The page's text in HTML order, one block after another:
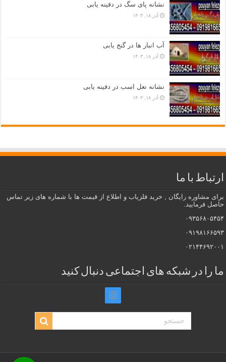
نشانه پای سگ در دفینه یابی
آذر ۱۸, ۱۴۰۳
آب انبار ها در گنج یابی
آذر ۱۸, ۱۴۰۳
نشانه نعل اسب در دفینه یابی
آذر ۱۸, ۱۴۰۳
ارتباط با ما
برای مشاوره رایگان , خرید فلزیاب و اطلاع از قیمت ها با شماره های زیر تماس
حاصل فرمایید.
۰۹۳۵۶۸۰۵۴۵۴
۰۹۱۹۸۱۶۶۵۹۳
۰۲۱۴۴۶۹۲۰۰۱
ما را در شبکه های اجتماعی دنبال کنید